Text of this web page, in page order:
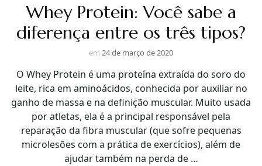
Whey Protein: Você sabe a
diferença entre os três tipos?
em 24 de março de 2020
O Whey Protein é uma proteína extraída do soro do
leite, rica em aminoácidos, conhecida por auxiliar no
ganho de massa e na definição muscular. Muito usada
por atletas, ela é a principal responsável pela
reparação da fibra muscular (que sofre pequenas
microlesões com a prática de exercícios), além de
ajudar também na perda de …